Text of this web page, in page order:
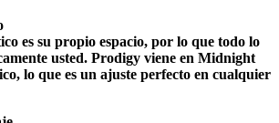
es su propio espacio, por lo que todo lo
usted. Prodigy viene en Midnight
lo que es un ajuste perfecto en cualquier